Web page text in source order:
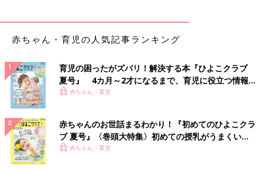
赤ちゃん・育児の人気記事ランキング
育児の困ったがズバリ！解決する本『ひよこクラブ
夏号』 4カ月～2才になるまで、育児に役立つ情報が
いっぱい！
赤ちゃん・育児
赤ちゃんのお世話まるわかり！『初めてのひよこクラ
ブ 夏号』〈巻頭大特集〉初めての授乳がうまくい
く！ おっぱい・ミルクの基本と夏のトラブル 解決テ
赤ちゃん・育児